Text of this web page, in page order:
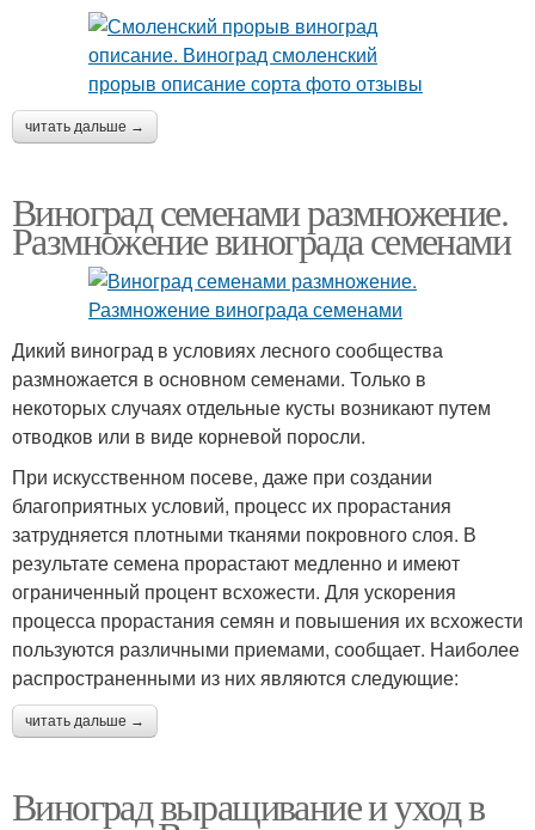
читать дальше →
Виноград семенами размножение.
Размножение винограда семенами
Дикий виноград в условиях лесного сообщества
размножается в основном семенами. Только в
некоторых случаях отдельные кусты возникают путем
отводков или в виде корневой поросли.
При искусственном посеве, даже при создании
благоприятных условий, процесс их прорастания
затрудняется плотными тканями покровного слоя. В
результате семена прорастают медленно и имеют
ограниченный процент всхожести. Для ускорения
процесса прорастания семян и повышения их всхожести
пользуются различными приемами, сообщает. Наиболее
распространенными из них являются следующие:
читать дальше →
Виноград выращивание и уход в